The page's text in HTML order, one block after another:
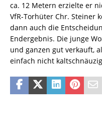
ca. 12 Metern erzielte er
VfR-Torhüter Chr. Steiner
dann auch die
Endergebnis. Die junge
und ganzen gut verkauft,
einfach nicht